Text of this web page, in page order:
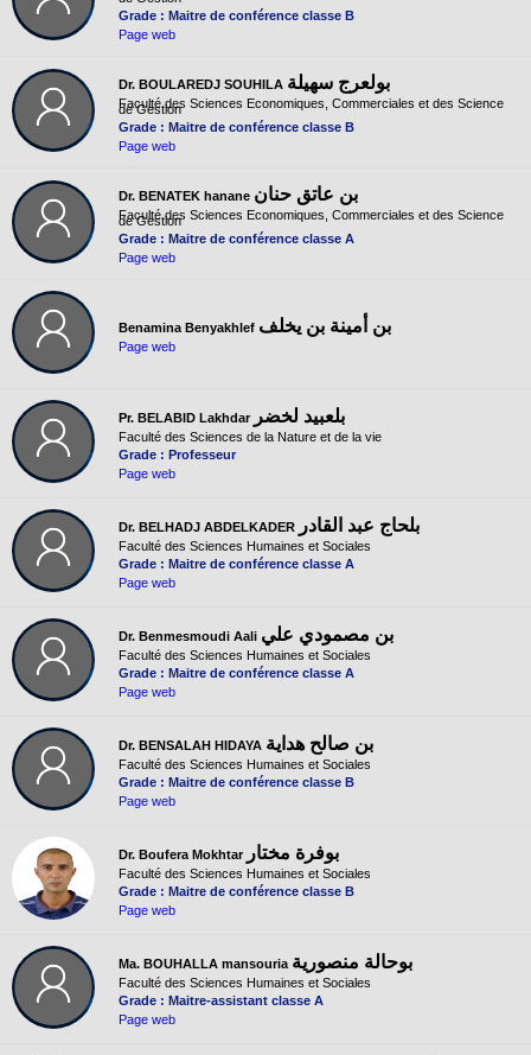
Grade : Maitre de conférence classe B
Page web
Dr. BOULAREDJ SOUHILA بولعرج سهيلة
Faculté des Sciences Economiques, Commerciales et des Science
de Gestion
Grade : Maitre de conférence classe B
Page web
Dr. BENATEK hanane بن عاتق حنان
Faculté des Sciences Economiques, Commerciales et des Science
de Gestion
Grade : Maitre de conférence classe A
Page web
Benamina Benyakhlef بن أمينة بن يخلف
Page web
Pr. BELABID Lakhdar بلعبيد لخضر
Faculté des Sciences de la Nature et de la vie
Grade : Professeur
Page web
Dr. BELHADJ ABDELKADER بلحاج عبد القادر
Faculté des Sciences Humaines et Sociales
Grade : Maitre de conférence classe A
Page web
Dr. Benmesmoudi Aali بن مصمودي علي
Faculté des Sciences Humaines et Sociales
Grade : Maitre de conférence classe A
Page web
Dr. BENSALAH HIDAYA بن صالح هداية
Faculté des Sciences Humaines et Sociales
Grade : Maitre de conférence classe B
Page web
Dr. Boufera Mokhtar بوفرة مختار
Faculté des Sciences Humaines et Sociales
Grade : Maitre de conférence classe B
Page web
Ma. BOUHALLA mansouria بوحالة منصورية
Faculté des Sciences Humaines et Sociales
Grade : Maitre-assistant classe A
Page web